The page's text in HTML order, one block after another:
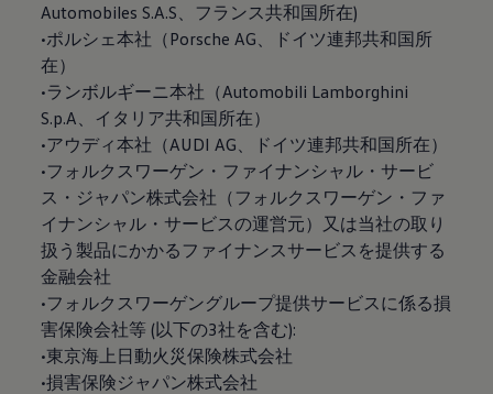
Automobiles S.A.S、フランス共和国所在)
•ポルシェ本社（Porsche AG、ドイツ連邦共和国所
在）
•ランボルギーニ本社（Automobili Lamborghini
S.p.A、イタリア共和国所在）
•アウディ本社（AUDI AG、ドイツ連邦共和国所在）
•フォルクスワーゲン・ファイナンシャル・サービ
ス・ジャパン株式会社（フォルクスワーゲン・ファ
イナンシャル・サービスの運営元）又は当社の取り
扱う製品にかかるファイナンスサービスを提供する
金融会社
•フォルクスワーゲングループ提供サービスに係る損
害保険会社等 (以下の3社を含む):
•東京海上日動火災保険株式会社
•損害保険ジャパン株式会社